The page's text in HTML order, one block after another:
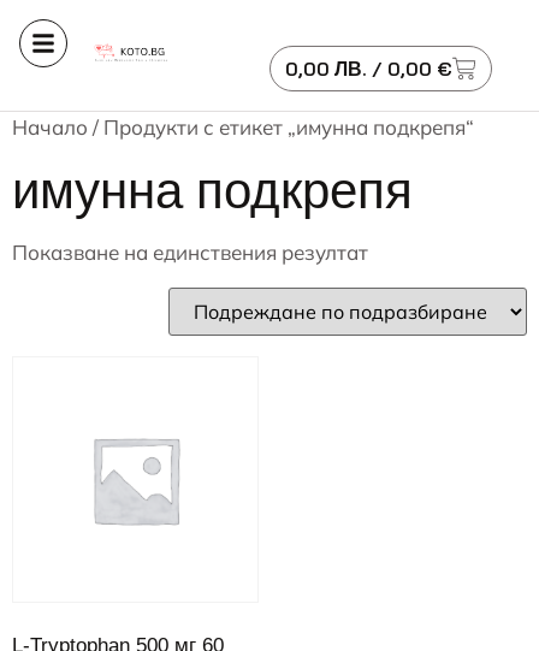
0,00 ЛВ. / 0,00 €
Начало / Продукти с етикет „имунна подкрепя“
имунна подкрепя
Показване на единствения резултат
L-Tryptophan 500 мг 60